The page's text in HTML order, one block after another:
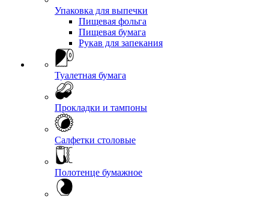
Упаковка для выпечки
Пищевая фольга
Пищевая бумага
Рукав для запекания
Туалетная бумага
Прокладки и тампоны
Салфетки столовые
Полотенце бумажное